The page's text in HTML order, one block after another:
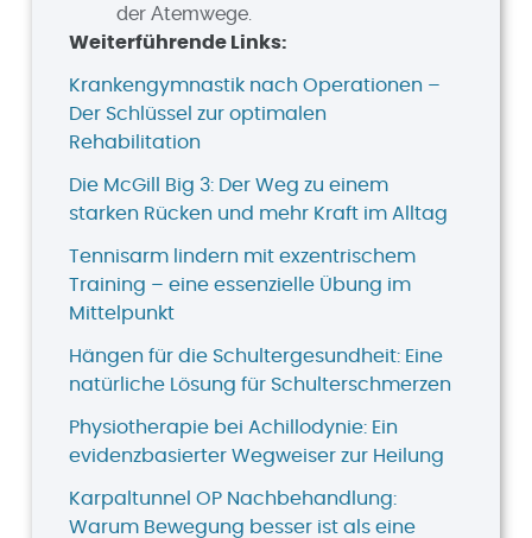
der Atemwege.
Weiterführende Links:
Krankengymnastik nach Operationen –
Der Schlüssel zur optimalen
Rehabilitation
Die McGill Big 3: Der Weg zu einem
starken Rücken und mehr Kraft im Alltag
Tennisarm lindern mit exzentrischem
Training – eine essenzielle Übung im
Mittelpunkt
Hängen für die Schultergesundheit: Eine
natürliche Lösung für Schulterschmerzen
Physiotherapie bei Achillodynie: Ein
evidenzbasierter Wegweiser zur Heilung
Karpaltunnel OP Nachbehandlung:
Warum Bewegung besser ist als eine